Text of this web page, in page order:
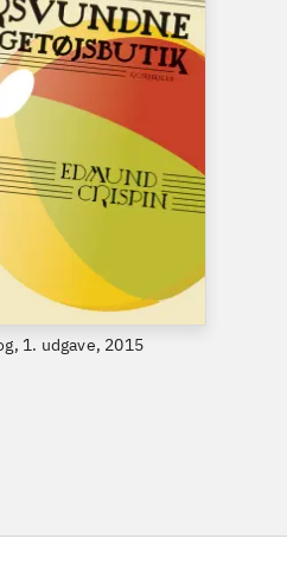
1. udgave, 2015